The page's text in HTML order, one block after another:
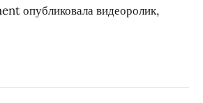
опубликовала видеоролик,